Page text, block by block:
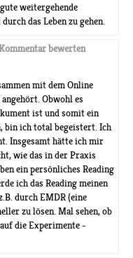
weitergehende
das Leben zu gehen.
bewerten
mit dem Online
Obwohl es
ist und somit ein
bin ich total begeistert. Ich
Insgesamt hätte ich mir
wie das in der Praxis
ein persönliches Reading
ich das Reading meinen
durch EMDR (eine
zu lösen. Mal sehen, ob
die Experimente -